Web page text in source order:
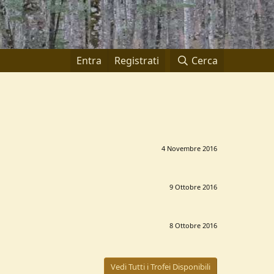
Entra Registrati Cerca
4 Novembre 2016
9 Ottobre 2016
8 Ottobre 2016
Vedi Tutti i Trofei Disponibili